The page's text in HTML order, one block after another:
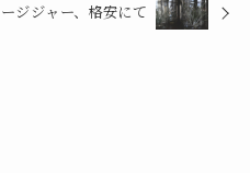
ジジャー、格安にて